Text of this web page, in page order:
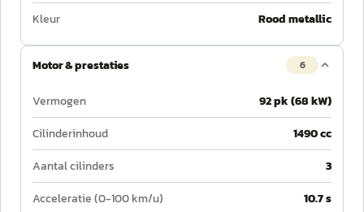
Kleur
Rood metallic
Motor & prestaties 6
Vermogen
92 pk (68 kW)
Cilinderinhoud
1490 cc
Aantal cilinders
3
Acceleratie (0-100 km/u)
10.7 s